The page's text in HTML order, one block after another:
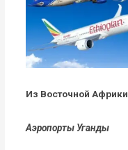
Из Восточной Африки
Аэропорты Уганды